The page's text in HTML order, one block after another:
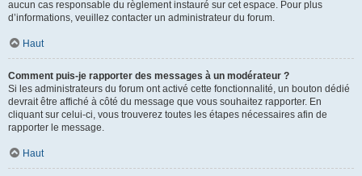
aucun cas responsable du règlement instauré sur cet espace. Pour plus
d’informations, veuillez contacter un administrateur du forum.
Haut
Comment puis-je rapporter des messages à un modérateur ?
Si les administrateurs du forum ont activé cette fonctionnalité, un bouton dédié
devrait être affiché à côté du message que vous souhaitez rapporter. En
cliquant sur celui-ci, vous trouverez toutes les étapes nécessaires afin de
rapporter le message.
Haut